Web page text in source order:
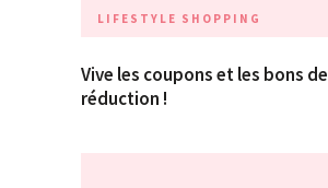
LIFESTYLE SHOPPING
Vive les coupons et les bons de
réduction !